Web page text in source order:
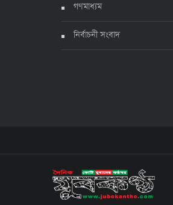
গণমাধ্যম
নির্বাচনী সংবাদ